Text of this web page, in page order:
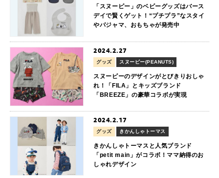
「スヌーピー」のベビーグッズはバース
デイで賢くゲット！“プチプラ”なスタイ
やパジャマ、おもちゃが発売中
2024.2.27
グッズ スヌーピー(PEANUTS)
スヌーピーのデザインがとびきりおしゃ
れ！「FILA」とキッズブランド
「BREEZE」の豪華コラボが実現
2024.2.17
グッズ きかんしゃトーマス
きかんしゃトーマスと人気ブランド
「petit main」がコラボ！ママ納得のお
しゃれデザイン